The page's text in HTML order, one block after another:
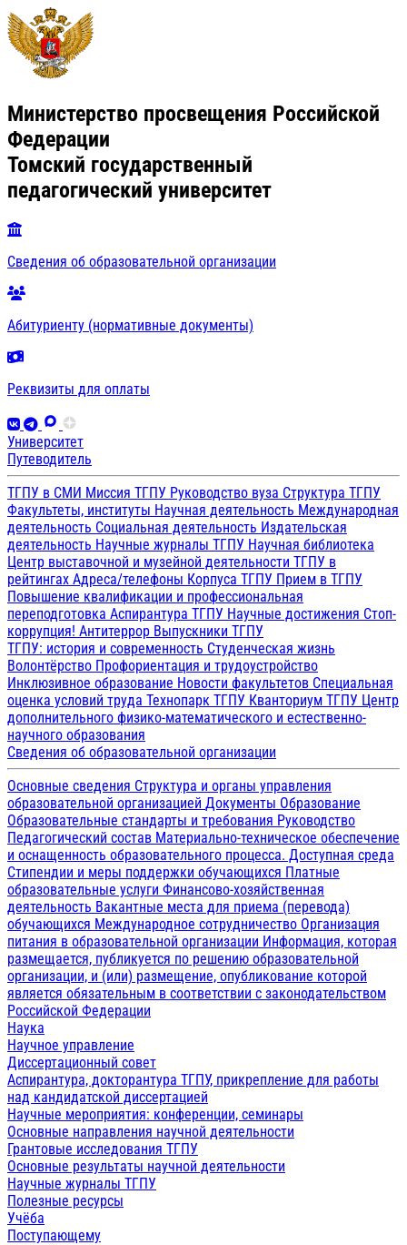
Министерство просвещения Российской
Федерации
Томский государственный
педагогический университет
Сведения об образовательной организации
Абитуриенту (нормативные документы)
Реквизиты для оплаты
Университет
Путеводитель
ТГПУ в СМИ Миссия ТГПУ Руководство вуза Структура ТГПУ
Факультеты, институты Научная деятельность Международная
деятельность Социальная деятельность Издательская
деятельность Научные журналы ТГПУ Научная библиотека
Центр выставочной и музейной деятельности ТГПУ в
рейтингах Адреса/телефоны Корпуса ТГПУ Прием в ТГПУ
Повышение квалификации и профессиональная
переподготовка Аспирантура ТГПУ Научные достижения Стоп-
коррупция! Антитеррор Выпускники ТГПУ
ТГПУ: история и современность Студенческая жизнь
Волонтёрство Профориентация и трудоустройство
Инклюзивное образование Новости факультетов Специальная
оценка условий труда Технопарк ТГПУ Кванториум ТГПУ Центр
дополнительного физико-математического и естественно-
научного образования
Сведения об образовательной организации
Основные сведения Структура и органы управления
образовательной организацией Документы Образование
Образовательные стандарты и требования Руководство
Педагогический состав Материально-техническое обеспечение
и оснащенность образовательного процесса. Доступная среда
Стипендии и меры поддержки обучающихся Платные
образовательные услуги Финансово-хозяйственная
деятельность Вакантные места для приема (перевода)
обучающихся Международное сотрудничество Организация
питания в образовательной организации Информация, которая
размещается, публикуется по решению образовательной
организации, и (или) размещение, опубликование которой
является обязательным в соответствии с законодательством
Российской Федерации
Наука
Научное управление
Диссертационный совет
Аспирантура, докторантура ТГПУ, прикрепление для работы
над кандидатской диссертацией
Научные мероприятия: конференции, семинары
Основные направления научной деятельности
Грантовые исследования ТГПУ
Основные результаты научной деятельности
Научные журналы ТГПУ
Полезные ресурсы
Учёба
Поступающему